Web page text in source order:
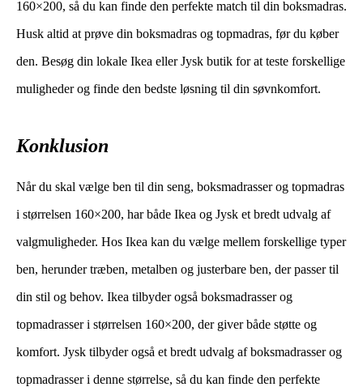
160×200, så du kan finde den perfekte match til din boksmadras.
Husk altid at prøve din boksmadras og topmadras, før du køber
den. Besøg din lokale Ikea eller Jysk butik for at teste forskellige
muligheder og finde den bedste løsning til din søvnkomfort.
Konklusion
Når du skal vælge ben til din seng, boksmadrasser og topmadras
i størrelsen 160×200, har både Ikea og Jysk et bredt udvalg af
valgmuligheder. Hos Ikea kan du vælge mellem forskellige typer
ben, herunder træben, metalben og justerbare ben, der passer til
din stil og behov. Ikea tilbyder også boksmadrasser og
topmadrasser i størrelsen 160×200, der giver både støtte og
komfort. Jysk tilbyder også et bredt udvalg af boksmadrasser og
topmadrasser i denne størrelse, så du kan finde den perfekte